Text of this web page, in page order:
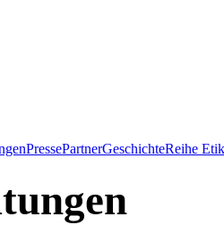
PressePartnerGeschichteReihe